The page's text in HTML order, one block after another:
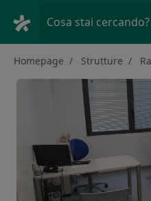
Cosa stai cercando?
Homepage Strutture